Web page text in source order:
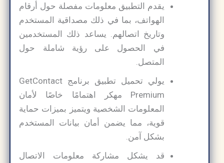
يقدم التطبيق معلومات مفصلة حول أرقام
الهواتف، بما في ذلك مصداقية المستخدم
وتاريخ اتصالهم. يساعد ذلك المستخدمين
في الحصول على رؤية شاملة حول
المتصل.
يولي تحميل تطبيق برنامج GetContact
Premium مهكر اهتمامًا خاصًا لأمان
المعلومات الشخصية ويتميز بميزات حماية
قوية، مما يضمن أمان بيانات المستخدم
بشكل آمن.
قد يشكل مشاركة معلومات الاتصال